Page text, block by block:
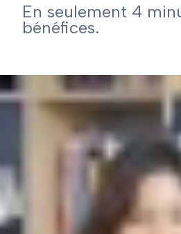
En seulement 4
bénéfices.